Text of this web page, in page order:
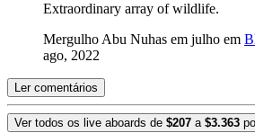
Extraordinary array of wildlife.
Mergulho Abu Nuhas em julho em
ago, 2022
Ler comentários
Ver todos os live aboards de $207 a $3.363